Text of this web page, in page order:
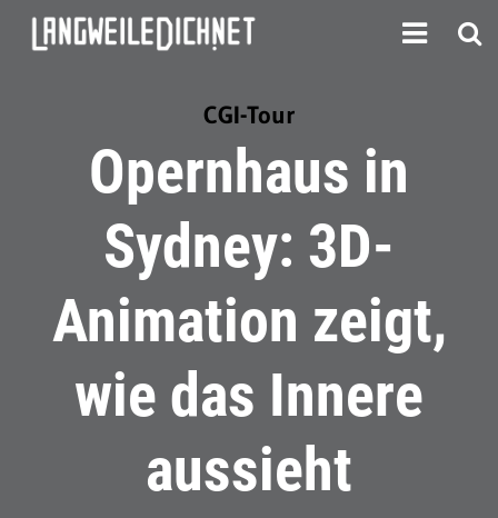
CGI-Tour
Opernhaus in
Sydney: 3D-
Animation zeigt,
wie das Innere
aussieht